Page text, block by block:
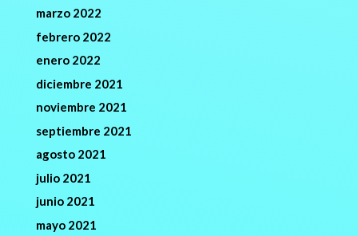
marzo 2022
febrero 2022
enero 2022
diciembre 2021
noviembre 2021
septiembre 2021
agosto 2021
julio 2021
junio 2021
mayo 2021